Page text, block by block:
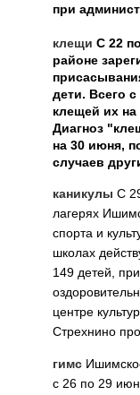
при
клещи С 22
районе
дети. Всего с
клещей их на
Диагноз
на 30 июня,
случаев
каникулы С
лагерях
спорта и
школах
149 детей,
центре
Стрехнино
гимс
с 26 по 29